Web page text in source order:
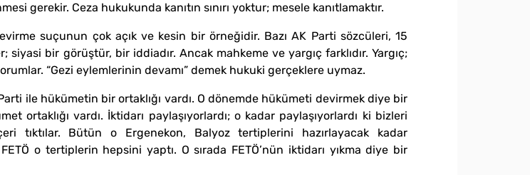
gerekir. Ceza hukukunda kanıtın sınırı yoktur; mesele kanıtlamaktır.
suçunun çok açık ve kesin bir örneğidir. Bazı AK Parti sözcüleri, 15
bir görüştür, bir iddiadır. Ancak mahkeme ve yargıç farklıdır. Yargıç;
“Gezi eylemlerinin devamı” demek hukuki gerçeklere uymaz.
ile hükümetin bir ortaklığı vardı. O dönemde hükümeti devirmek diye bir
ortaklığı vardı. İktidarı paylaşıyorlardı; o kadar paylaşıyorlardı ki bizleri
tıktılar. Bütün o Ergenekon, Balyoz tertiplerini hazırlayacak kadar
o tertiplerin hepsini yaptı. O sırada FETÖ’nün iktidarı yıkma diye bir